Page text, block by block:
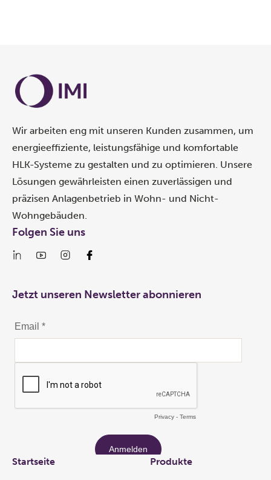
Wir arbeiten eng mit unseren Kunden zusammen, um
energieeffiziente, leistungsfähige und komfortable
HLK-Systeme zu gestalten und zu optimieren. Unsere
Lösungen gewährleisten einen zuverlässigen und
präzisen Anlagenbetrieb in Wohn- und Nicht-
Wohngebäuden.
Links
Startseite Produkte
Folgen Sie uns
Jetzt unseren Newsletter abonnieren